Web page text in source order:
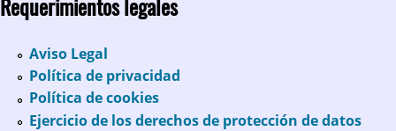
Requerimientos legales
Aviso Legal
Política de privacidad
Política de cookies
Ejercicio de los derechos de protección de datos